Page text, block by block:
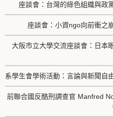
座談會：台灣的綠色組織與政
座談會：小資ngo向前衝之
大阪市立大學交流座談會：日本
系學生會學術活動：言論與新聞自
前聯合國反酷刑調查官 Manfred